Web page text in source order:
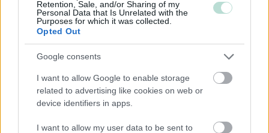
Retention, Sale, and/or Sharing of my
Personal Data that Is Unrelated with the
Purposes for which it was collected.
Opted Out
Google consents
I want to allow Google to enable storage
related to advertising like cookies on web or
device identifiers in apps.
I want to allow my user data to be sent to
vaihtoehto. Silloin näet erittelystä, mihin kirjanpitäjän aika
menee.
4. Mikä on kirjanpitäjän
tuntihinta – ja mitä hinnalla
saa?